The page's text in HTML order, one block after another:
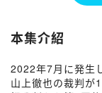
本集介紹
2022年7月に発生
山上徹也の裁判が